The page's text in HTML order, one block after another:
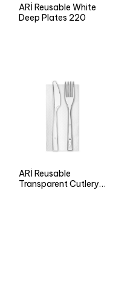
ARÌ Reusable White
Deep Plates 220
ARÌ Reusable
Transparent Cutlery